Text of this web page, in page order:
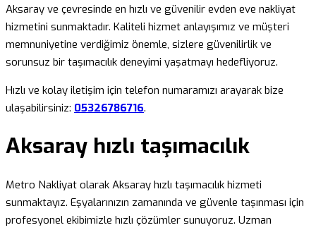
Aksaray ve çevresinde en hızlı ve güvenilir evden eve nakliyat
hizmetini sunmaktadır. Kaliteli hizmet anlayışımız ve müşteri
memnuniyetine verdiğimiz önemle, sizlere güvenilirlik ve
sorunsuz bir taşımacılık deneyimi yaşatmayı hedefliyoruz.
Hızlı ve kolay iletişim için telefon numaramızı arayarak bize
ulaşabilirsiniz: 05326786716.
Aksaray hızlı taşımacılık
Metro Nakliyat olarak Aksaray hızlı taşımacılık hizmeti
sunmaktayız. Eşyalarınızın zamanında ve güvenle taşınması için
profesyonel ekibimizle hızlı çözümler sunuyoruz. Uzman